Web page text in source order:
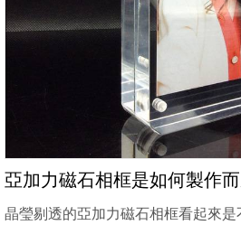
亞加力磁石相框是如何製作而
晶瑩剔透的亞加力磁石相框看起來